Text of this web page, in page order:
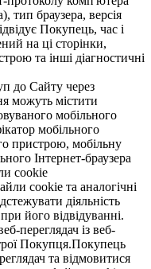
тип браузера, версія
Покупець, час і
на ці сторінки,
та інші діагностичні
до Сайту через
можуть містити
мобільного
мобільного
пристрою, мобільну
Інтернет-браузера
cookie
cookie та аналогічні
діяльність
його відвідуванні.
переглядач із веб-
Покупця.Покупець
та відмовитися